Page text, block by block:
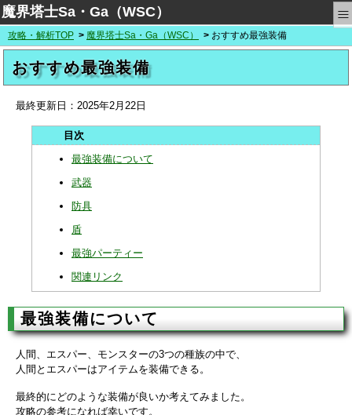
魔界塔士Sa・Ga（WSC） ≡
攻略・解析TOP 魔界塔士Sa・Ga（WSC） おすすめ最強装備
おすすめ最強装備
最終更新日： 2025年2月22日
最強装備について
武器
防具
盾
最強パーティー
関連リンク
最強装備について
人間、エスパー、モンスターの3つの種族の中で、
人間とエスパーはアイテムを装備できる。
最終的にどのような装備が良いか考えてみました。
攻略の参考になれば幸いです。